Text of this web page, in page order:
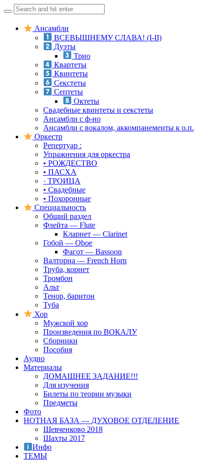
Search
for:
Skip
Ансамбли
ВСЕВЫШНЕМУ СЛАВА! (I-II)
Дуэты
Трио
Квартеты
Квинтеты
Секстеты
Септеты
Октеты
Свадебные квинтеты и секстеты
Ансамбли с ф-но
Ансамбли с вокалом, аккомпанементы к о.п.
Оркестр
Репертуар :
Упражнения для оркестра
• РОЖДЕСТВО
• ПАСХА
· ТРОИЦА
• Свадебные
• Похоронные
Специальность
Общий раздел
Флейта — Flute
Кларнет — Clarinet
Гобой — Oboe
Фагот — Bassoon
Валторна — French Horn
Труба, корнет
Тромбон
Альт
Тенор, баритон
Туба
Хор
Мужской хор
Произведения по ВОКАЛУ
Сборники
Пособия
Аудио
Материалы
ДОМАШНЕЕ ЗАДАНИЕ!!!
Для изучения
Билеты по теории музыки
Предметы
Фото
НОТНАЯ БАЗА — ДУХОВОЕ ОТДЕЛЕНИЕ
Шевченково 2018
Шахты 2017
Инфо
ТЕМЫ